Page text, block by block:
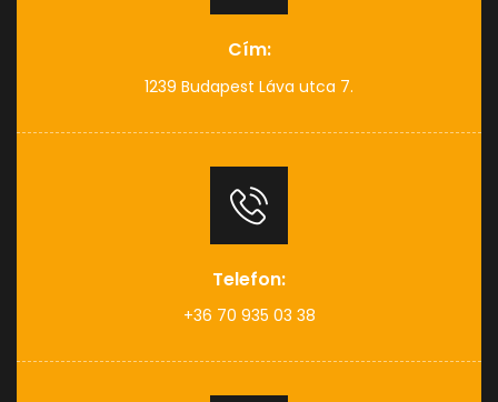
Cím:
1239 Budapest Láva utca 7.
Telefon:
+36 70 935 03 38